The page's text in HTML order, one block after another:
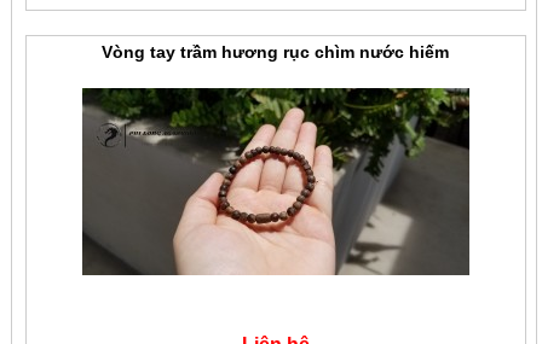
Vòng tay trầm hương rục chìm nước hiếm